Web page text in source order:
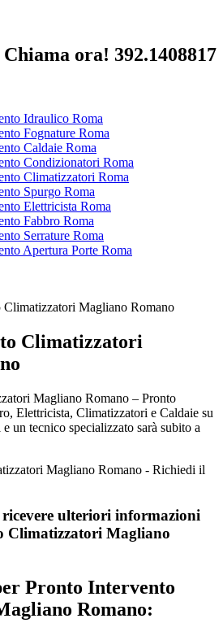
Chiama ora! 392.1408817
Idraulico Roma
Fognature Roma
Caldaie Roma
Condizionatori Roma
Climatizzatori Roma
Spurgo Roma
Elettricista Roma
Fabbro Roma
Serrature Roma
Apertura Porte Roma
Climatizzatori Magliano Romano
Climatizzatori
Magliano Romano – Pronto
Elettricista, Climatizzatori e Caldaie su
un tecnico specializzato sarà subito a
ulteriori informazioni
Climatizzatori Magliano
Pronto Intervento
Romano: